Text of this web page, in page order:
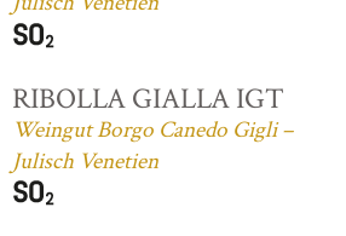
RIBOLLA GIALLA IGT
Weingut Borgo Canedo Gigli –
Julisch Venetien